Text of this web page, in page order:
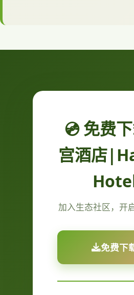
💿 免费
宫酒店
加入生态社区，开
免费下